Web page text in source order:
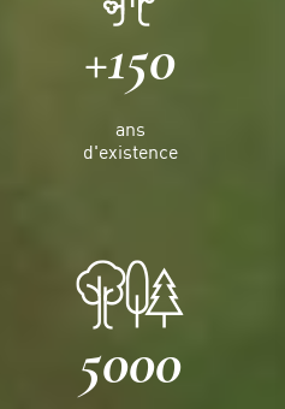
+150
ans
d'existence
5000